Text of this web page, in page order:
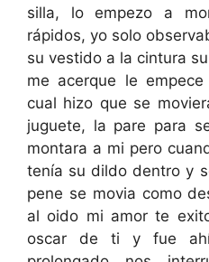
silla, lo empezo a
rápidos, yo solo
su vestido a la cintura
me acerque le
cual hizo que se
juguete, la pare para
montara a mi pero
tenía su dildo dentro y
pene se movia como
al oido mi amor te
oscar de ti y fue